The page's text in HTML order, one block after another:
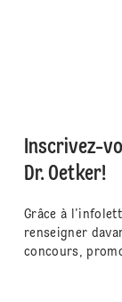
Inscrivez-
Dr. Oetker!
Grâce à
renseigner
concours,